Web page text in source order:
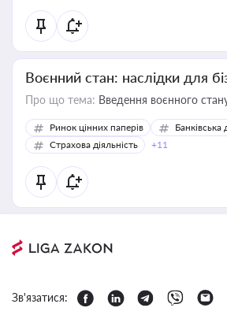
Воєнний стан: наслідки для
Про що тема: Введення воєнного
Ринок цінних паперів
Банківська
Страхова діяльність
+11
Зв'язатися: